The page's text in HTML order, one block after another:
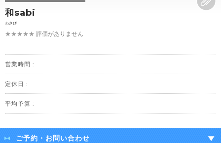
和sabi
わさび
★★★★★ 評価がありません
営業時間 :
定休日 :
平均予算 :
ご予約・お問い合わせ